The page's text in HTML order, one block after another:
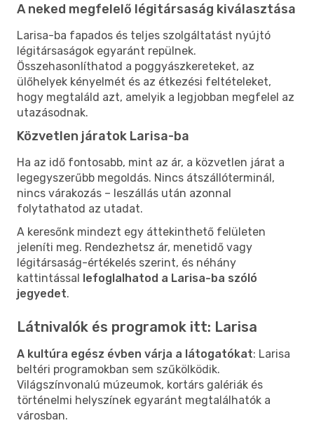
A neked megfelelő légitársaság kiválasztása
Larisa-ba fapados és teljes szolgáltatást nyújtó
légitársaságok egyaránt repülnek.
Összehasonlíthatod a poggyászkereteket, az
ülőhelyek kényelmét és az étkezési feltételeket,
hogy megtaláld azt, amelyik a legjobban megfelel az
utazásodnak.
Közvetlen járatok Larisa-ba
Ha az idő fontosabb, mint az ár, a közvetlen járat a
legegyszerűbb megoldás. Nincs átszállóterminál,
nincs várakozás – leszállás után azonnal
folytathatod az utadat.
A keresőnk mindezt egy áttekinthető felületen
jeleníti meg. Rendezhetsz ár, menetidő vagy
légitársaság-értékelés szerint, és néhány
kattintással lefoglalhatod a Larisa-ba szóló
jegyedet.
Látnivalók és programok itt: Larisa
A kultúra egész évben várja a látogatókat: Larisa
beltéri programokban sem szűkölködik.
Világszínvonalú múzeumok, kortárs galériák és
történelmi helyszínek egyaránt megtalálhatók a
városban.